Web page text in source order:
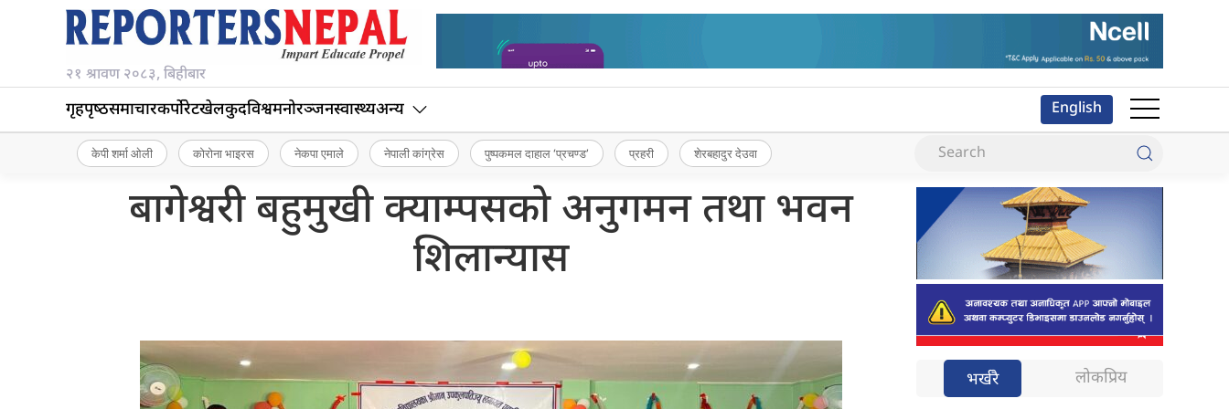
२१ श्रावण २०८३, बिहीबार
गृहपृष्‍ठसमाचारकर्पोरेटखेलकुदविश्वमनोरञ्जनस्वास्थ्यअन्य English
केपी शर्मा ओली कोरोना भाइरस नेकपा एमाले नेपाली कांग्रेस पुष्पकमल दाहाल ‘प्रचण्ड’ प्रहरी शेरबहादुर देउवा
बागेश्वरी बहुमुखी क्याम्पसको अनुगमन तथा भवन
शिलान्यास
भर्खरै लोकप्रिय